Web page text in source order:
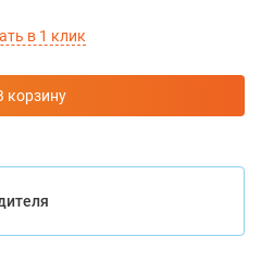
в 1 клик
корзину